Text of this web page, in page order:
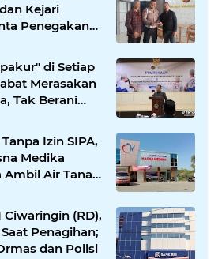
Kejari
Penegakan
untuk
Narkoba &
di Setiap
Merasakan
Tak Berani
Izin SIPA,
Medika
Ambil Air Tanah
Kirim
Ciwaringin (RD),
Penagihan;
dan Polisi